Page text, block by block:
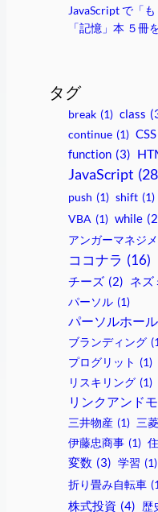
JavaScript で「も
「記憶」本 ５冊
タグ
break (1) class
continue (1) CSS
function (3)
JavaScript
push (1) shift (1)
VBA (1) while
アンガーマネジ
ココナラ (16)
チーズ (2) ネズ
パーソル (1)
パーソルホー
ブランディング
プログリット (1)
リスキリング (1)
リンクアンド
三井物産 (1) 三
伊藤忠商事 (1)
変数 (3) 学習 (1)
折り畳み自転車
株式投資 (4) 歴